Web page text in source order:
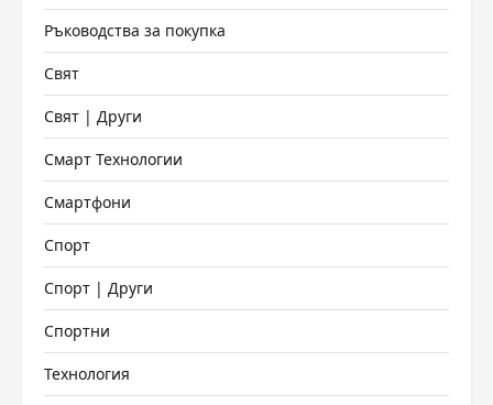
Ръководства за покупка
Свят
Свят | Други
Смарт Технологии
Смартфони
Спорт
Спорт | Други
Спортни
Технология